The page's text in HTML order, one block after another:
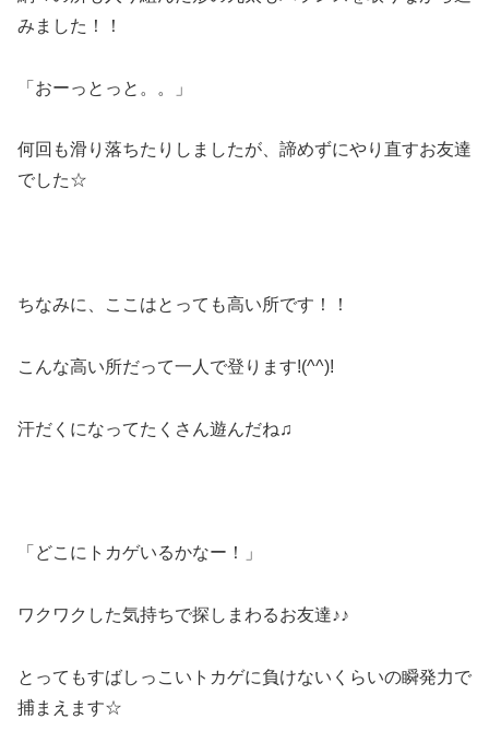
みました！！
「おーっとっと。。」
何回も滑り落ちたりしましたが、諦めずにやり直すお友達
でした☆
ちなみに、ここはとっても高い所です！！
こんな高い所だって一人で登ります!(^^)!
汗だくになってたくさん遊んだね♫
「どこにトカゲいるかなー！」
ワクワクした気持ちで探しまわるお友達♪♪
とってもすばしっこいトカゲに負けないくらいの瞬発力で
捕まえます☆